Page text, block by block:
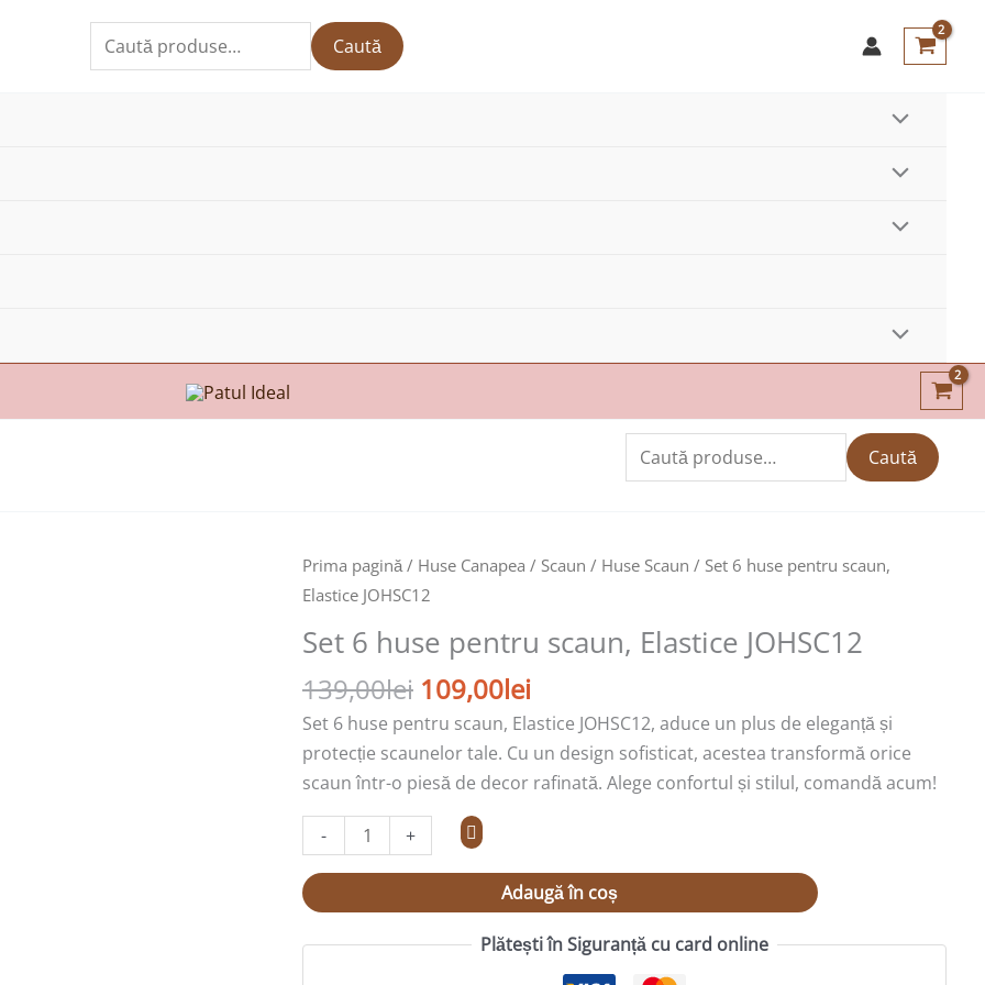
Caută
după:
Caută
Caută Caută
Prima pagină/ Huse Canapea / Scaun / Huse Scaun / Set 6 huse pentru scaun,
Elastice JOHSC12
Set 6 huse pentru scaun, Elastice JOHSC12
139,00lei
Prețul
inițial
fost:
139,00lei.
109,00lei
Prețul
109,00lei.
Set 6 huse pentru scaun, Elastice JOHSC12, aduce un plus de eleganță și
protecție scaunelor tale. Cu un design sofisticat, acestea transformă orice
scaun într-o piesă de decor rafinată. Alege confortul și stilul, comandă acum!
-
Cantitate
Set
huse
pentru
scaun,
Elastice
JOHSC12
+
Adaugă în coș
Plătești în Siguranță cu card online